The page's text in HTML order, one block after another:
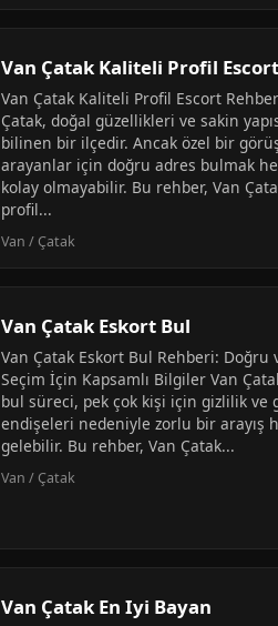
Van Çatak Kaliteli Profil Escort
Van Çatak Kaliteli Profil Escort
Çatak, doğal güzellikleri ve sakin
bilinen bir ilçedir. Ancak özel bir
arayanlar için doğru adres bulmak
kolay olmayabilir. Bu rehber, Van
profil...
Van / Çatak
Van Çatak Eskort Bul
Van Çatak Eskort Bul Rehberi: Doğru
Seçim İçin Kapsamlı Bilgiler Van
bul süreci, pek çok kişi için gizlilik ve
endişeleri nedeniyle zorlu bir arayış
gelebilir. Bu rehber, Van Çatak...
Van / Çatak
Van Çatak En Iyi Bayan